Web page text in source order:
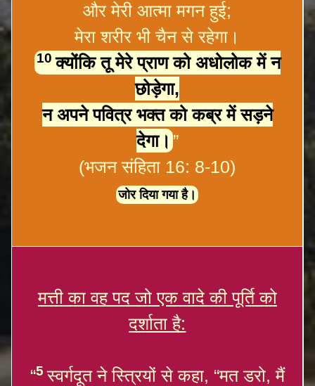
और मेरी आत्मा मगन हुई;
मेरा शरीर भी चैन से रहेगा।
10क्योंकि तू मेरे प्राण को अधोलोक में न
छोड़ेगा,
न अपने पवित्र भक्त को कब्र में सड़ने
देगा। ”
(भजन संहिता 16: 8-10)
जोर दिया गया है।
मत्ती का वह पद जो एक वादे की पूर्ति को
दर्शाता है:
“5स्वर्गदूत ने स्त्रियों से कहा, “मत डरो, मैं